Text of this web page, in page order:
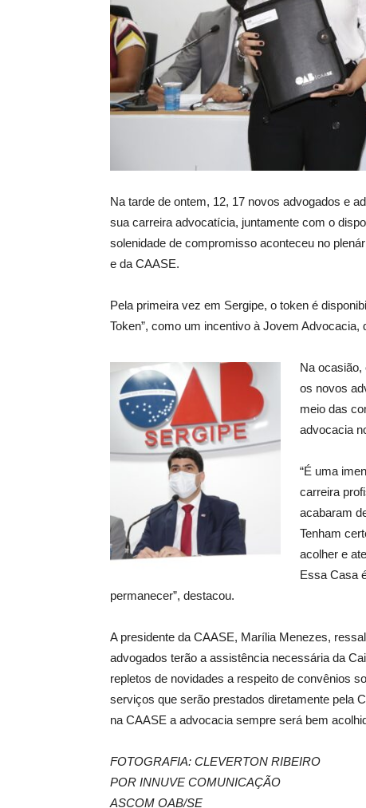
Na tarde de ontem, 12, 17 novos advogados e
sua carreira advocatícia, juntamente com o
solenidade de compromisso aconteceu no
e da CAASE.
Pela primeira vez em Sergipe, o token é
Token”, como um incentivo à Jovem Advocacia,
Na ocasião,
os novos
meio das
advocacia
“É uma
carreira
acabaram
Tenham
acolher e
Essa Casa
permanecer”, destacou.
A presidente da CAASE, Marília Menezes,
advogados terão a assistência necessária da
repletos de novidades a respeito de convênios
serviços que serão prestados diretamente pela
na CAASE a advocacia sempre será bem
FOTOGRAFIA: CLEVERTON RIBEIRO
POR INNUVE COMUNICAÇÃO
ASCOM OAB/SE